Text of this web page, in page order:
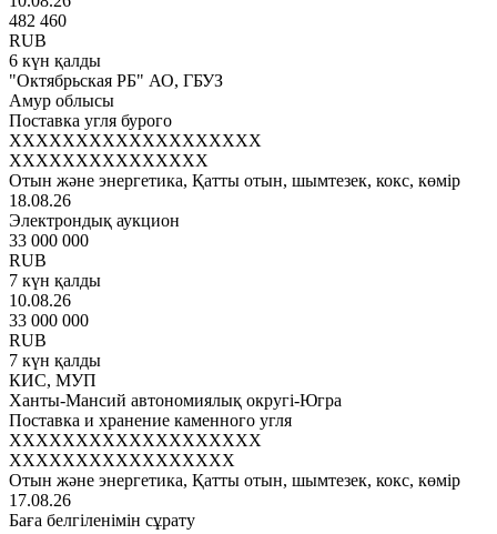
482 460
RUB
6 күн қалды
"Октябрьская РБ" АО, ГБУЗ
Амур облысы
Поставка угля бурого
XXXXXXXXXXXXXXXXXXX
XXXXXXXXXXXXXXX
Отын және энергетика, Қатты отын, шымтезек, кокс, көмір
18.08.26
Электрондық аукцион
33 000 000
RUB
7 күн қалды
10.08.26
33 000 000
RUB
7 күн қалды
КИС, МУП
Ханты-Мансий автономиялық округі-Югра
Поставка и хранение каменного угля
XXXXXXXXXXXXXXXXXXX
XXXXXXXXXXXXXXXXX
Отын және энергетика, Қатты отын, шымтезек, кокс, көмір
17.08.26
Баға белгіленімін сұрату